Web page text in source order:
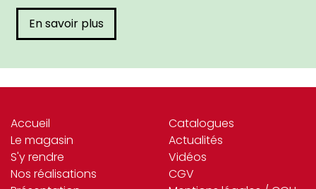
En savoir plus
Accueil
Le magasin
S'y rendre
Nos réalisations
Catalogues
Actualités
Vidéos
CGV